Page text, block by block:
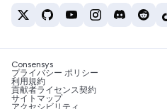
お問い合わせ
ETH→USDT
USDTの購入
SHIBの購入
BNBの購入
税制関連ニュース
暗号資産の購入方法は？
Consensys
プライバシー ポリシー
利用規約
貢献者ライセンス契約
サイトマップ
アクセシビリティ